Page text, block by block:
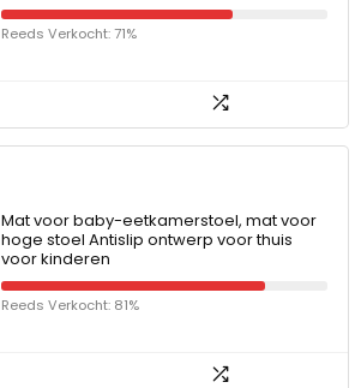
Reeds Verkocht: 71%
Mat voor baby-eetkamerstoel, mat voor
hoge stoel Antislip ontwerp voor thuis
voor kinderen
Reeds Verkocht: 81%